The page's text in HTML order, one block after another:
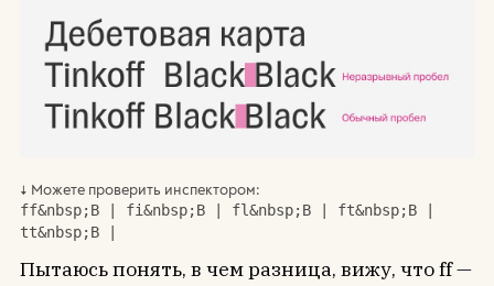
Можете проверить инспектором:
ff&nbsp;B | fi&nbsp;B | fl&nbsp;B | ft&nbsp;B |
tt&nbsp;B |
Пытаюсь понять, в чем разница, вижу, что ff —